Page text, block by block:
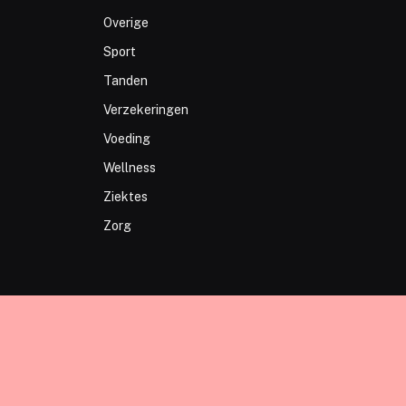
Overige
Sport
Tanden
Verzekeringen
Voeding
Wellness
Ziektes
Zorg